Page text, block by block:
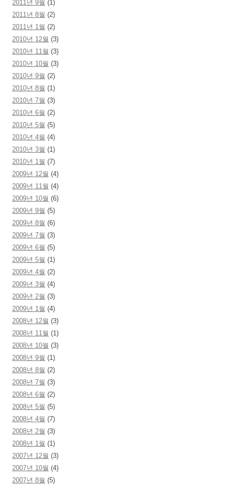
2011년 9월 (1)
2011년 8월 (2)
2011년 1월 (2)
2010년 12월 (3)
2010년 11월 (3)
2010년 10월 (3)
2010년 9월 (2)
2010년 8월 (1)
2010년 7월 (3)
2010년 6월 (2)
2010년 5월 (5)
2010년 4월 (4)
2010년 3월 (1)
2010년 1월 (7)
2009년 12월 (4)
2009년 11월 (4)
2009년 10월 (6)
2009년 9월 (5)
2009년 8월 (6)
2009년 7월 (3)
2009년 6월 (5)
2009년 5월 (1)
2009년 4월 (2)
2009년 3월 (4)
2009년 2월 (3)
2009년 1월 (4)
2008년 12월 (3)
2008년 11월 (1)
2008년 10월 (3)
2008년 9월 (1)
2008년 8월 (2)
2008년 7월 (3)
2008년 6월 (2)
2008년 5월 (5)
2008년 4월 (7)
2008년 2월 (3)
2008년 1월 (1)
2007년 12월 (3)
2007년 10월 (4)
2007년 8월 (5)